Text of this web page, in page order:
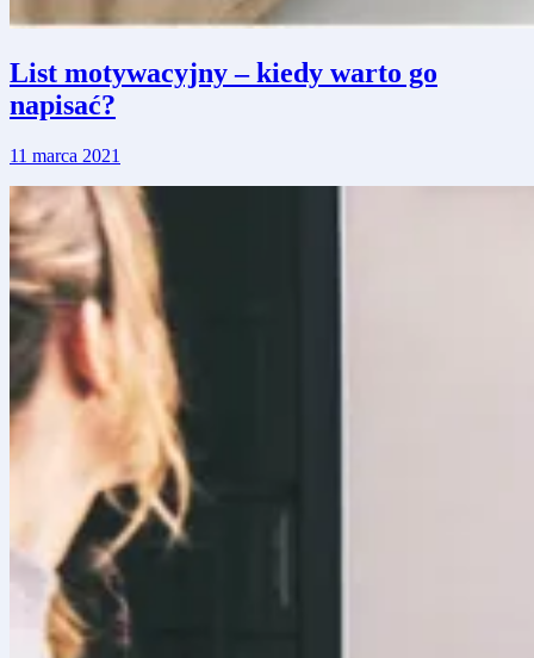
List motywacyjny – kiedy warto go
napisać?
11 marca 2021